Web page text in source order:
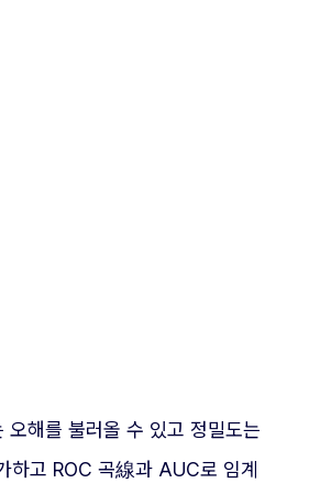
해를 불러올 수 있고 정밀도는
하고 ROC 곡線과 AUC로 임계